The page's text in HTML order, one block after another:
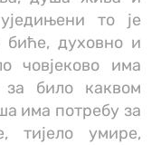
то је
биће, духовно и
човјеково има
било каквом
има потребу за
умире,